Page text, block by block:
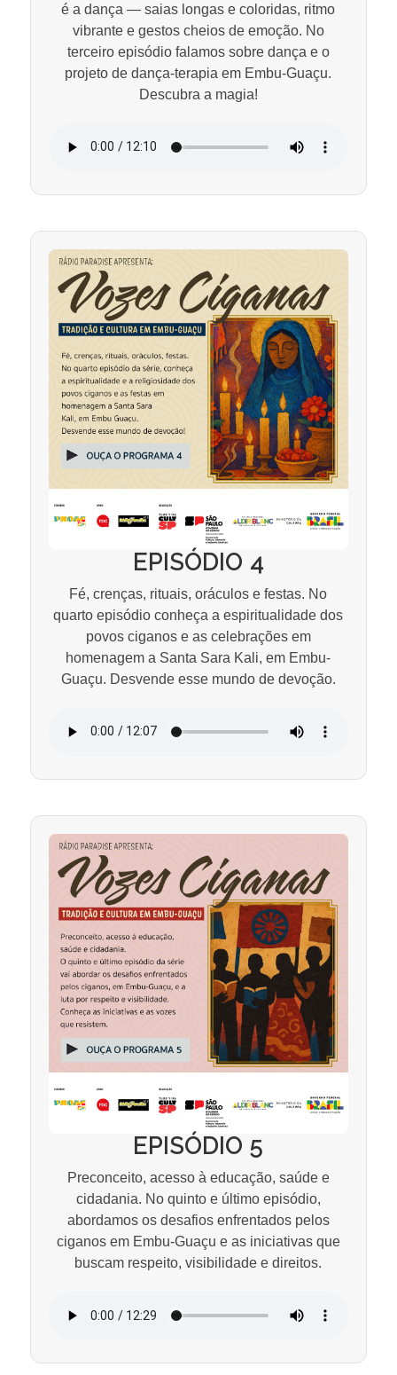
é a dança — saias longas e coloridas, ritmo
vibrante e gestos cheios de emoção. No
terceiro episódio falamos sobre dança e o
projeto de dança-terapia em Embu-Guaçu.
Descubra a magia!
EPISÓDIO 4
Fé, crenças, rituais, oráculos e festas. No
quarto episódio conheça a espiritualidade dos
povos ciganos e as celebrações em
homenagem a Santa Sara Kali, em Embu-
Guaçu. Desvende esse mundo de devoção.
EPISÓDIO 5
Preconceito, acesso à educação, saúde e
cidadania. No quinto e último episódio,
abordamos os desafios enfrentados pelos
ciganos em Embu-Guaçu e as iniciativas que
buscam respeito, visibilidade e direitos.